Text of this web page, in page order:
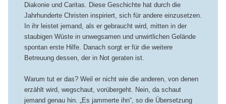
Diakonie und Caritas. Diese Geschichte hat durch die
Jahrhunderte Christen inspiriert, sich für andere einzusetzen.
In ihr leistet jemand, als er gebraucht wird, mitten in der
staubigen Wüste in unwegsamen und unwirtlichen Gelände
spontan erste Hilfe. Danach sorgt er für die weitere
Betreuung dessen, der in Not geraten ist.
Warum tut er das? Weil er nicht wie die anderen, von denen
erzählt wird, wegschaut, vorübergeht. Nein, da schaut
jemand genau hin. „Es jammerte ihn“, so die Übersetzung